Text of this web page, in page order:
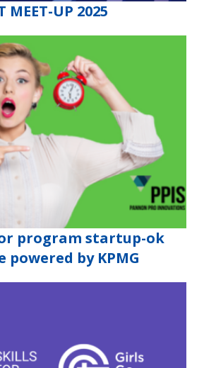
MEET-UP 2025
program startup-ok
powered by KPMG